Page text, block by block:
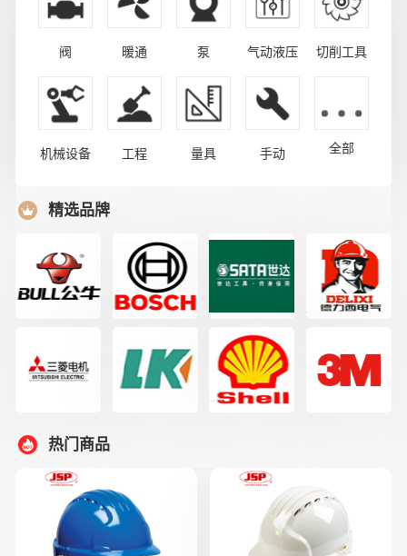
阀 暖通 泵 气动液压 切削工具
机械设备 工程 量具 手动 全部
精选品牌
热门商品